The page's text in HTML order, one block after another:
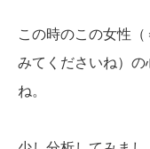
この時のこの女性
みてくださいね）の
ね。